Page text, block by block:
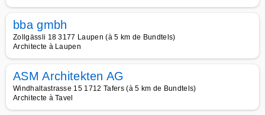
bba gmbh
Zollgässli 18 3177 Laupen (à 5 km de Bundtels)
Architecte à Laupen
ASM Architekten AG
Windhaltastrasse 15 1712 Tafers (à 5 km de Bundtels)
Architecte à Tavel